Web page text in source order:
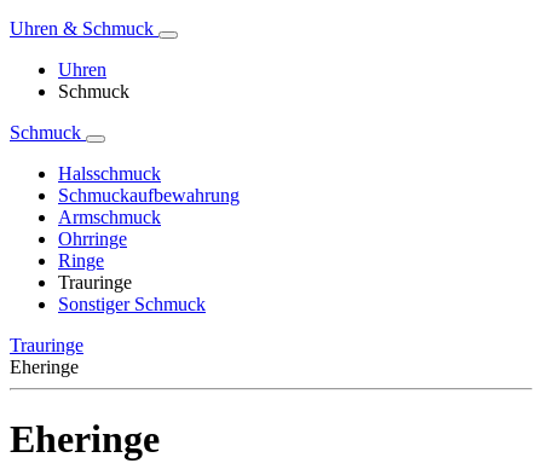
Uhren & Schmuck
Uhren
Schmuck
Schmuck
Halsschmuck
Schmuckaufbewahrung
Armschmuck
Ohrringe
Ringe
Trauringe
Sonstiger Schmuck
Trauringe
Eheringe
Eheringe